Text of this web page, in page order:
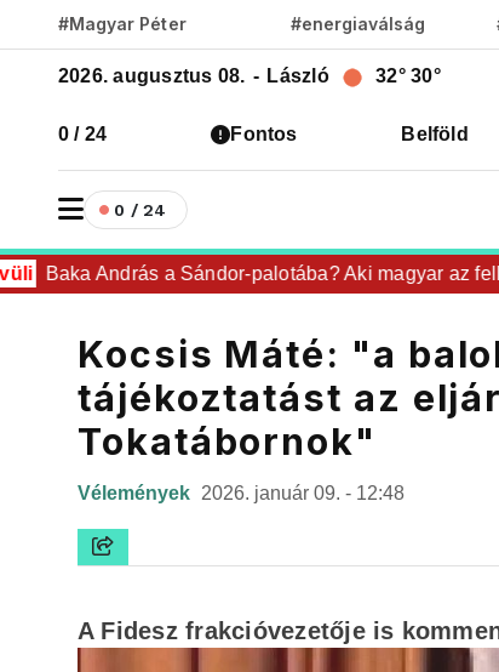
#Magyar Péter #energiaválság
2026. augusztus 08. - László 32° 30°
0 / 24 Fontos Belföld
0 / 24
Baka András a Sándor-palotába? Aki magyar az
Kocsis Máté: "a
tájékoztatást az
Tokatábornok"
Vélemények 2026. január 09. - 12:48
A Fidesz frakcióvezetője is